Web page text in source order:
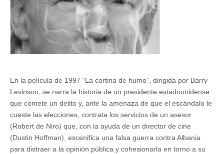
En la película de 1997 “La cortina de humo”, dirigida por Barry
Levinson, se narra la historia de un presidente estadounidense
que comete un delito y, ante la amenaza de que el escándalo le
cueste las elecciones, contrata los servicios de un asesor
(Robert de Niro) que, con la ayuda de un director de cine
(Dustin Hoffman), escenifica una falsa guerra contra Albania
para distraer a la opinión pública y cohesionarla en torno a su